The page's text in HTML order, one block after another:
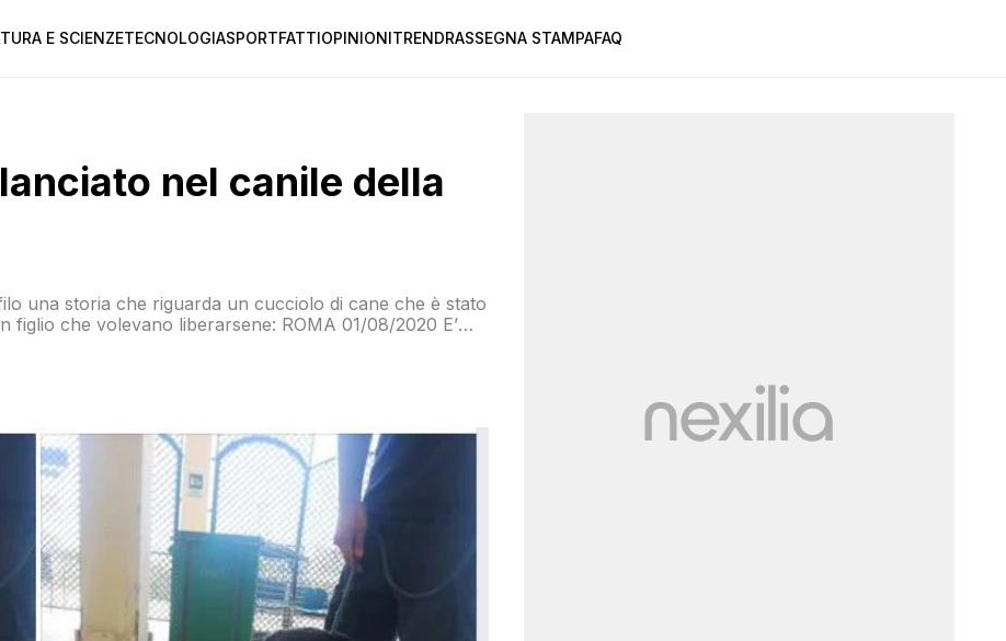
E SCIENZETECNOLOGIASPORTFATTIOPINIONITRENDRASSEGNA STAMPAFAQ
nel canile della
una storia che riguarda un cucciolo di cane che è stato
che volevano liberarsene: ROMA 01/08/2020 E’